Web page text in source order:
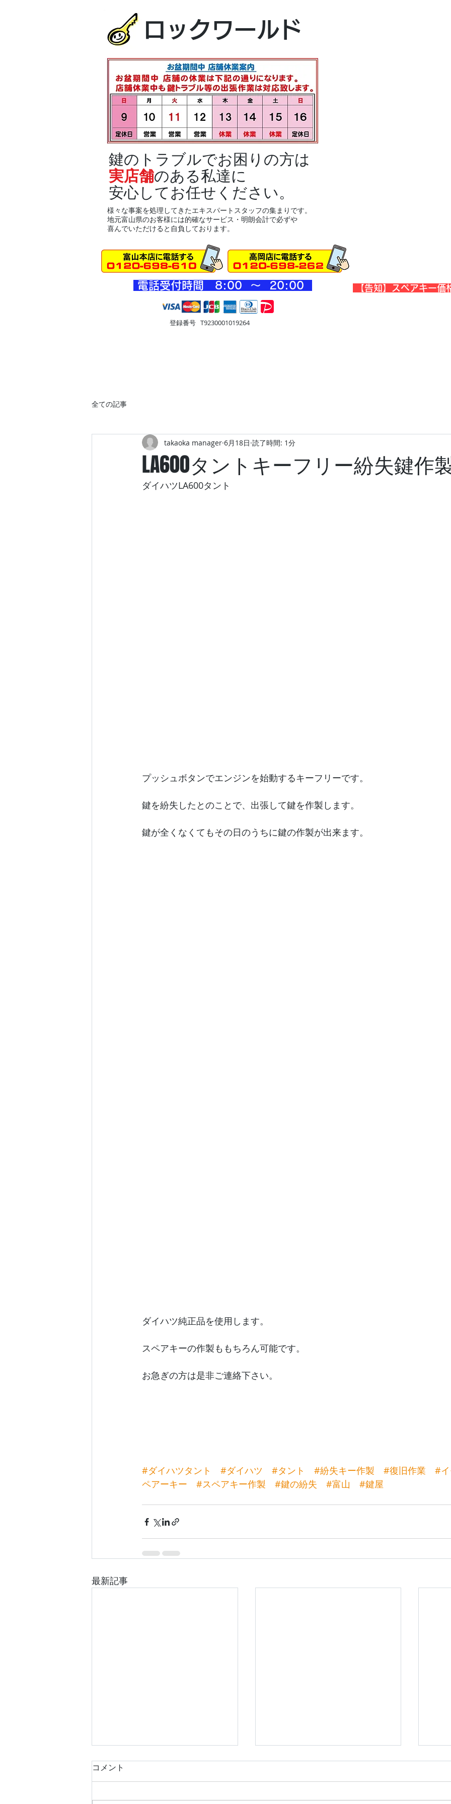
ロックワールド
鍵のトラブルでお困りの方は
実店舗のある私達に
安心してお任せください。
様々な事案を処理してきたエキスパートスタッフの集まりです。
地元富山県のお客様には的確なサービス・明朗会計で必ずや
喜んでいただけると自負しております。
​電話受付時間 8:00 ～ 20:00 【告知】スペアキー
登録番号 T9230001019264
全ての記事
LA600タントキーフリー紛失鍵作
takaoka manager 6月18日 読了時間: 1分
ダイハツLA600タント
プッシュボタンでエンジンを始動するキーフリーです。
鍵を紛失したとのことで、出張して鍵を作製します。
鍵が全くなくてもその日のうちに鍵の作製が出来ます。
ダイハツ純正品を使用します。
スペアキーの作製ももちろん可能です。
お急ぎの方は是非ご連絡下さい。
#ダイハツタント #ダイハツ #タント #紛失キー作製 #復旧作業
#
ペアーキー
#スペアキー作製 #鍵の紛失 #富山 #鍵屋
最新記事
コメント